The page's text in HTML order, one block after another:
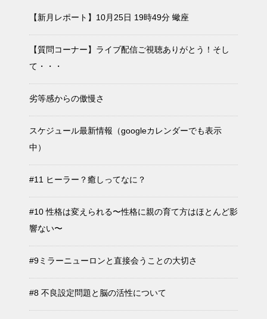
【新月レポート】10月25日 19時49分 蠍座
【質問コーナー】ライブ配信ご視聴ありがとう！そし
て・・・
劣等感からの傲慢さ
スケジュール最新情報（googleカレンダーでも表示
中）
#11 ヒーラー？癒しってなに？
#10 性格は変えられる〜性格に親の育て方はほとんど影
響ない〜
#9ミラーニューロンと直接会うことの大切さ
#8 不良設定問題と脳の活性について